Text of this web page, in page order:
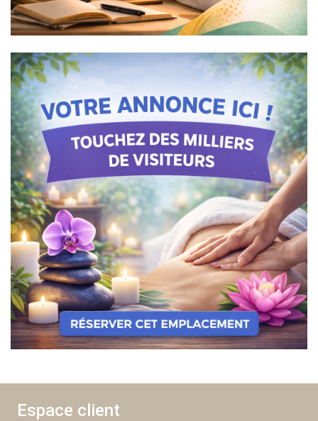
Espace client